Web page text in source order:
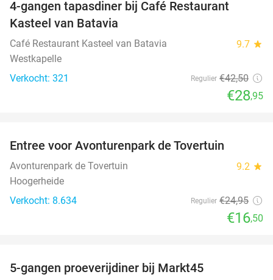
4-gangen tapasdiner bij Café Restaurant
Kasteel van Batavia
Café Restaurant Kasteel van Batavia 9.7 star
Westkapelle
Verkocht: 321
Regulier €42,50
€28,95
Entree voor Avonturenpark de Tovertuin
Avonturenpark de Tovertuin 9.2 star
Hoogerheide
Verkocht: 8.634
Regulier €24,95
€16,50
5-gangen proeverijdiner bij Markt45